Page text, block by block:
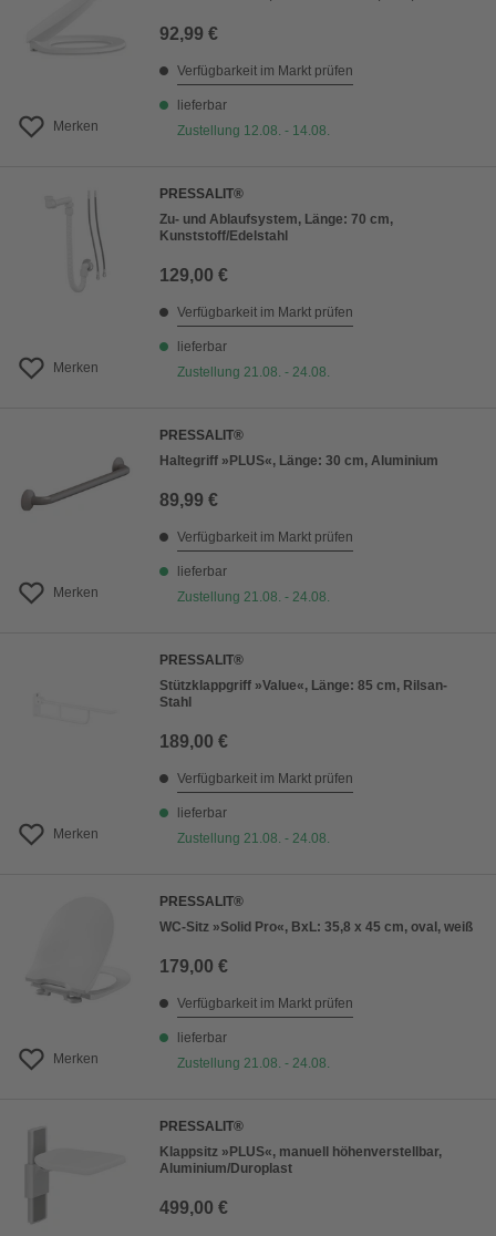
Merken
92,99 €
Verfügbarkeit im Markt prüfen
lieferbar
Zustellung 12.08. - 14.08.
Merken
PRESSALIT®
Zu- und Ablaufsystem, Länge: 70 cm,
Kunststoff/Edelstahl
129,00 €
Verfügbarkeit im Markt prüfen
lieferbar
Zustellung 21.08. - 24.08.
Merken
PRESSALIT®
Haltegriff »PLUS«, Länge: 30 cm, Aluminium
89,99 €
Verfügbarkeit im Markt prüfen
lieferbar
Zustellung 21.08. - 24.08.
Merken
PRESSALIT®
Stützklappgriff »Value«, Länge: 85 cm, Rilsan-
Stahl
189,00 €
Verfügbarkeit im Markt prüfen
lieferbar
Zustellung 21.08. - 24.08.
Merken
PRESSALIT®
WC-Sitz »Solid Pro«, BxL: 35,8 x 45 cm, oval, weiß
179,00 €
Verfügbarkeit im Markt prüfen
lieferbar
Zustellung 21.08. - 24.08.
PRESSALIT®
Klappsitz »PLUS«, manuell höhenverstellbar,
Aluminium/Duroplast
499,00 €